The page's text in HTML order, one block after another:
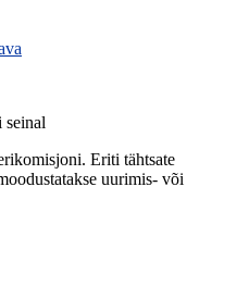
Eriti tähtsate
uurimis- või